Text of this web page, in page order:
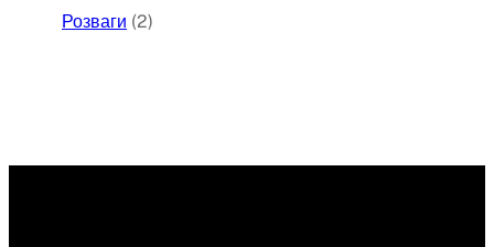
Розваги (2)